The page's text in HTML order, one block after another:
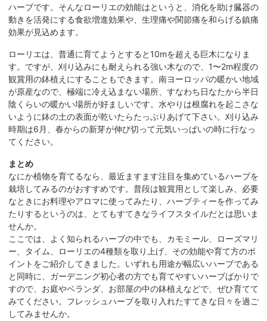
ハーブです。そんなローリエの効能はというと、消化を助け臓器の
動きを活発にする食欲増進効果や、生理痛や関節痛を和らげる鎮痛
効果が見込めます。
ローリエは、普通に育てようとすると10mを超える巨木になりま
す。ですが、刈り込みにも耐えられる強い木なので、1〜2m程度の
観賞用の鉢植えにすることもできます。南ヨーロッパの暖かい地域
が原産なので、極端に冷え込まない場所、すなわち日なたから半日
陰くらいの暖かい場所が好ましいです。水やりは根腐れを起こさな
いように鉢の土の表面が乾いたらたっぷりあげて下さい。刈り込み
時期は6月、春からの新芽が伸び切って元気いっぱいの時に行なっ
てください。
まとめ
なにか植物を育てるなら、最近ますます注目を集めているハーブを
栽培してみるのがおすすめです。普段は観賞用として楽しみ、必要
なときにお料理やアロマに使ってみたり、ハーブティーを作ってみ
たりするというのは、とてもすてきなライフスタイルだとは思いま
せんか。
ここでは、よく知られるハーブの中でも、カモミール、ローズマリ
ー、タイム、ローリエの4種類を取り上げ、その効能や育て方のポ
イントをご紹介してきました。いずれも用途が幅広いハーブである
と同時に、ガーデニング初心者の方でも育てやすいハーブばかりで
すので、お庭やベランダ、お部屋の中の鉢植えなどで、ぜひ育てて
みてください。フレッシュハーブを取り入れたすてきな日々を過ご
してみませんか。